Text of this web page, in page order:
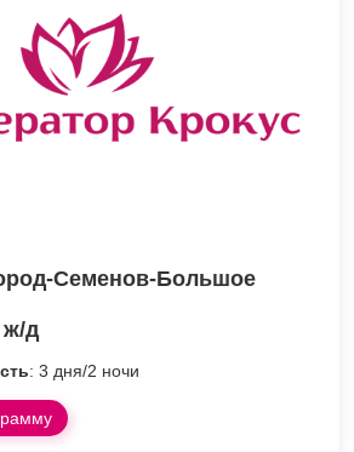
Семенов-Большое
ж/д
: 3 дня/2 ночи